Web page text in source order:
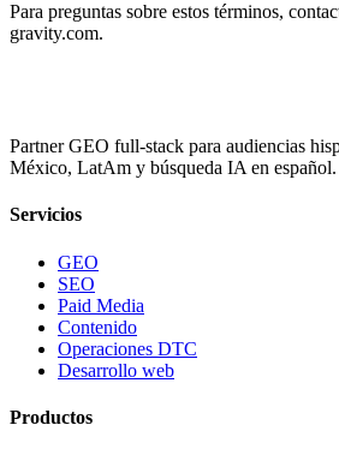
Para preguntas sobre estos términos,
gravity.com.
Partner GEO full-stack para audiencias
México, LatAm y búsqueda IA en español.
Servicios
GEO
SEO
Paid Media
Contenido
Operaciones DTC
Desarrollo web
Productos